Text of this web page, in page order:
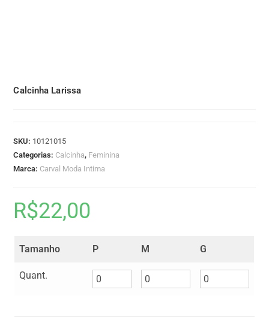
Calcinha Larissa
SKU: 10121015
Categorias: Calcinha, Feminina
Marca: Carval Moda Intima
R$22,00
Tamanho P M G
Quant.